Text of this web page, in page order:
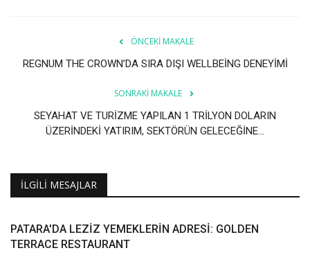
ÖNCEKI MAKALE
REGNUM THE CROWN’DA SIRA DIŞI WELLBEİNG DENEYİMİ
SONRAKI MAKALE
SEYAHAT VE TURİZME YAPILAN 1 TRİLYON DOLARIN
ÜZERİNDEKİ YATIRIM, SEKTÖRÜN GELECEĞİNE...
İLGILI MESAJLAR
PATARA'DA LEZİZ YEMEKLERİN ADRESİ: GOLDEN
TERRACE RESTAURANT